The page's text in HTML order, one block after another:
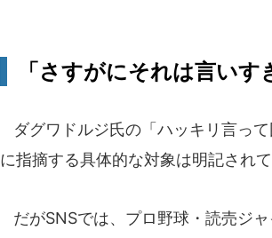
「さすがにそれは言い
ダグワドルジ氏の「ハッキリ言っ
に指摘する具体的な対象は明記されて
だがSNSでは、プロ野球・読売ジ